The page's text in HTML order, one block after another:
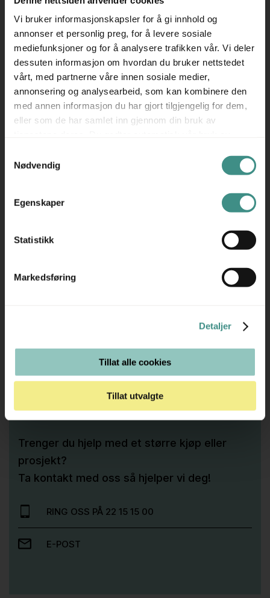
Vi bruker informasjonskapsler for å gi innhold og
annonser et personlig preg, for å levere sosiale
mediefunksjoner og for å analysere trafikken vår. Vi deler
dessuten informasjon om hvordan du bruker nettstedet
vårt, med partnerne våre innen sosiale medier,
annonsering og analysearbeid, som kan kombinere den
med annen informasjon du har gjort tilgjengelig for dem,
eller som de har samlet inn gjennom din bruk av
Nødvendig
Egenskaper
Statistikk
Markedsføring
Detaljer
Tillat alle cookies
Tillat utvalgte
▪ 2A4 skap med dører – Praktisk oppbevaring
▪ Plantekasse på toppen – Bidrar til et grønnere kontor
▪ Størrelse: 80x112x39 cm – Kompakt og
plasseringsvennlig
Urban Storage er et godt valg for deg som ønsker å
kombinere funksjonell lagring med visuell oppgradering av
arbeidsplassen.
fokus på funksjonelt design, kvalitet og bærekraft.
innredningsløsninger for moderne arbeidsplasser, og
funksjonalitet.
Holmris legger stor vekt på miljøvennlig produksjon og
tilbyr møbler som er laget for å vare. Med en sterk
skandinavisk designtradisjon er deres møbler både tidløse
Trenger du hjelp med et større kjøp eller
prosjekt?
Ta kontakt med oss så hjelper vi deg!
RING OSS PÅ 22 15 15 00
E-POST